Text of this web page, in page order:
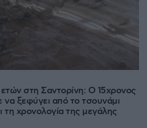
στη Σαντορίνη: Ο 15χρονος
ξεφύγει από το τσουνάμι
τη χρονολογία της μεγάλης